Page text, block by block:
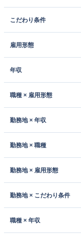
こだわり条件
雇用形態
年収
職種 × 雇用形態
勤務地 × 年収
勤務地 × 職種
勤務地 × 雇用形態
勤務地 × こだわり条件
職種 × 年収